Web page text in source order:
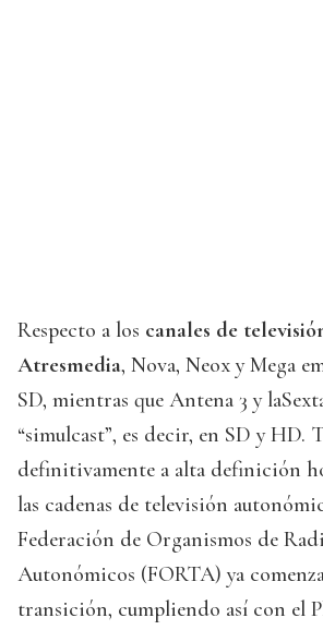
Respecto a los canales de
Atresmedia, Nova, Neox y Mega
SD, mientras que Antena 3 y
“simulcast”, es decir, en SD y HD.
definitivamente a alta definición
las cadenas de televisión
Federación de Organismos de
Autonómicos (FORTA) ya
transición, cumpliendo así con el